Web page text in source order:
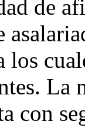
de
La
con